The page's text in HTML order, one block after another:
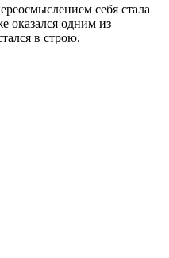
себя стала
оказался одним из
в строю.